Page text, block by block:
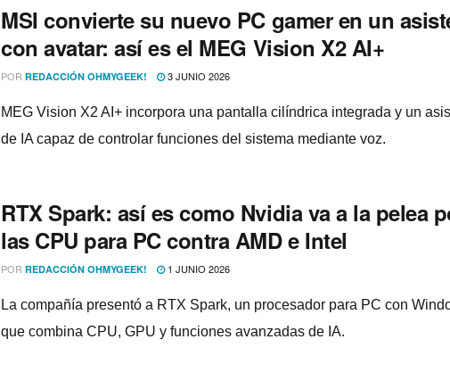
MSI convierte su nuevo PC gamer en un
con avatar: así es el MEG Vision X2 AI+
POR REDACCIÓN OHMYGEEK! 3 JUNIO 2026
MEG Vision X2 AI+ incorpora una pantalla cilíndrica integrada y un
de IA capaz de controlar funciones del sistema mediante voz.
RTX Spark: así es como Nvidia va a la pelea
las CPU para PC contra AMD e Intel
POR REDACCIÓN OHMYGEEK! 1 JUNIO 2026
La compañía presentó a RTX Spark, un procesador para PC con
que combina CPU, GPU y funciones avanzadas de IA.